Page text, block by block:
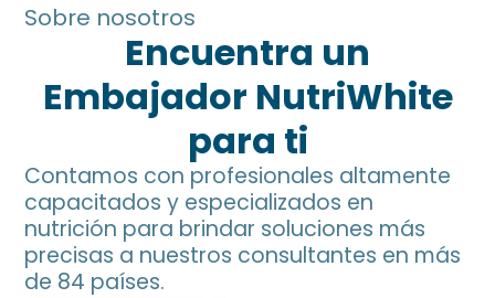
Sobre nosotros
Encuentra un
Embajador NutriWhite
para ti
Contamos con profesionales altamente
capacitados y especializados en
nutrición para brindar soluciones más
precisas a nuestros consultantes en más
de 84 países.